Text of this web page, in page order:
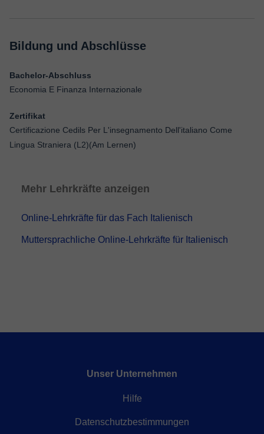
Bildung und Abschlüsse
Bachelor-Abschluss
Economia E Finanza Internazionale
Zertifikat
Certificazione Cedils Per L'insegnamento Dell'italiano Come
Lingua Straniera (L2)(Am Lernen)
Mehr Lehrkräfte anzeigen
Online-Lehrkräfte für das Fach Italienisch
Muttersprachliche Online-Lehrkräfte für Italienisch
Unser Unternehmen
Hilfe
Datenschutzbestimmungen